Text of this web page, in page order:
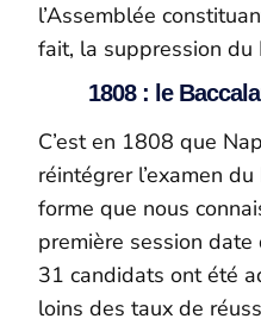
l’Assemblée
fait, la suppression du
1808 : le
C’est en 1808 que
réintégrer l’examen
forme que nous
première session
31 candidats ont été
loins des taux de